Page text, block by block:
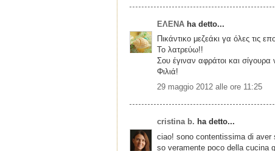
ΕΛΕΝΑ ha detto...
Πικάντικο μεζεάκι γα όλες τις
Το λατρεύω!!
Σου έγιναν αφράτοι και σίγουρα
Φιλιά!
29 maggio 2012 alle ore 11:25
cristina b. ha detto...
ciao! sono contentissima di aver
so veramente poco della cucina